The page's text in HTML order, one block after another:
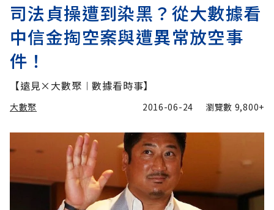
司法貞操遭到染黑？從大數據看
中信金掏空案與遭異常放空事
件！
【遠見×大數聚︱數據看時事】
大數聚 2016-06-24 瀏覽數 9,800+